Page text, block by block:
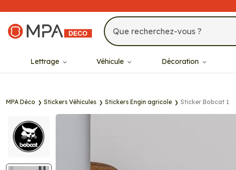
MPA Déco
Lettrage Véhicule Décoration
MPA Déco Stickers Véhicules Stickers Engin agricole Sticker Bobcat 1